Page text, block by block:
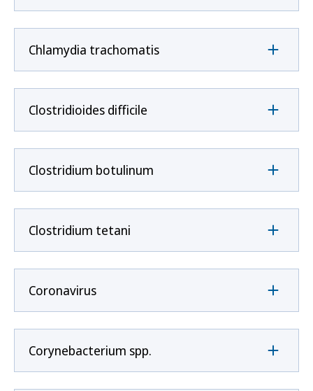
Chlamydia trachomatis
Clostridioides difficile
Clostridium botulinum
Clostridium tetani
Coronavirus
Corynebacterium spp.